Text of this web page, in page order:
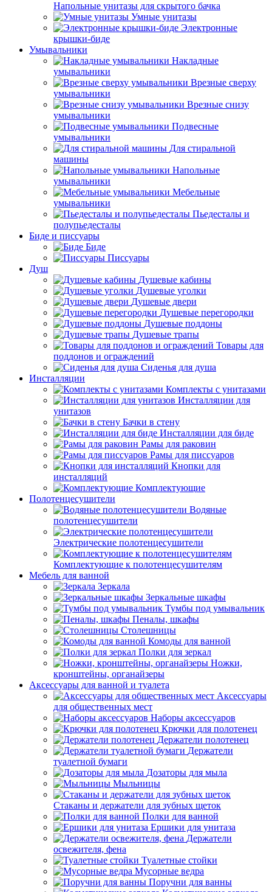
Напольные унитазы для скрытого бачка
Умные унитазы
Электронные
крышки-биде
Умывальники
Накладные
умывальники
Врезные сверху
умывальники
Врезные снизу
умывальники
Подвесные
умывальники
Для стиральной
машины
Напольные
умывальники
Мебельные
умывальники
Пьедесталы и
полупьедесталы
Биде и писсуары
Биде
Писсуары
Душ
Душевые кабины
Душевые уголки
Душевые двери
Душевые перегородки
Душевые поддоны
Душевые трапы
Товары для
поддонов и ограждений
Сиденья для душа
Инсталляции
Комплекты с унитазами
Инсталляции для
унитазов
Бачки в стену
Инсталляции для биде
Рамы для раковин
Рамы для писсуаров
Кнопки для
инсталляций
Комплектующие
Полотенцесушители
Водяные
полотенцесушители
Электрические полотенцесушители
Комплектующие к полотенцесушителям
Мебель для ванной
Зеркала
Зеркальные шкафы
Тумбы под умывальник
Пеналы, шкафы
Столешницы
Комоды для ванной
Полки для зеркал
Ножки,
кронштейны, органайзеры
Аксессуары для ванной и туалета
Аксессуары
для общественных мест
Наборы аксессуаров
Крючки для полотенец
Держатели полотенец
Держатели
туалетной бумаги
Дозаторы для мыла
Мыльницы
Стаканы и держатели для зубных щеток
Полки для ванной
Ершики для унитаза
Держатели
освежителя, фена
Туалетные стойки
Мусорные ведра
Поручни для ванны